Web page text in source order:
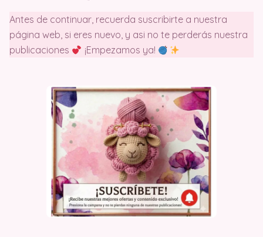
Antes de continuar, recuerda suscribirte a nuestra
página web, si eres nuevo, y asi no te perderás nuestra
publicaciones
¡Empezamos ya!